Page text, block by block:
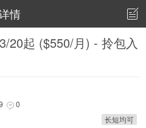
情 
20起 ($550/月) - 拎包入
 0
长短均可